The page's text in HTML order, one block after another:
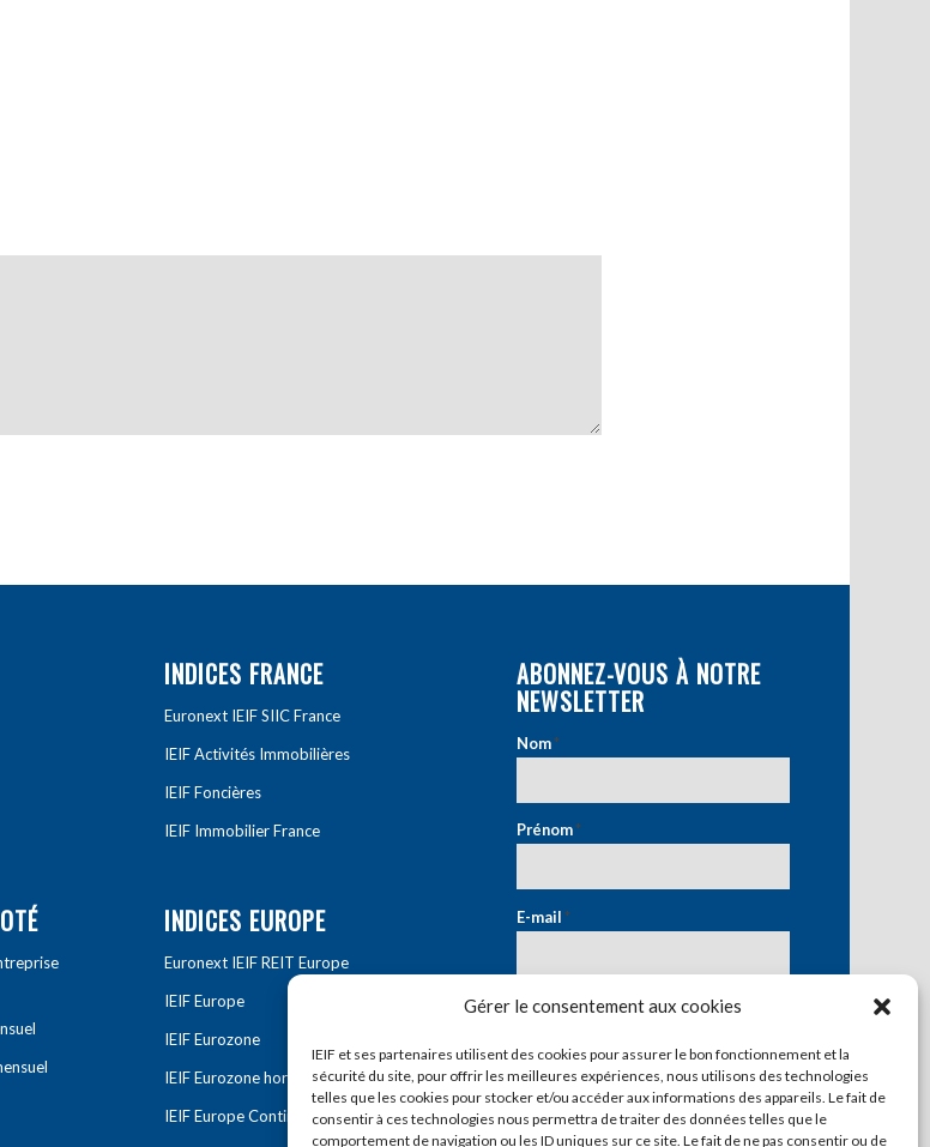
Gérer le consentement aux cookies
IEIF et ses partenaires utilisent des cookies pour assurer le bon fonctionnement et la
sécurité du site, pour offrir les meilleures expériences, nous utilisons des technologies
telles que les cookies pour stocker et/ou accéder aux informations des appareils. Le fait de
consentir à ces technologies nous permettra de traiter des données telles que le
comportement de navigation ou les ID uniques sur ce site. Le fait de ne pas consentir ou de
INDICES FRANCE
Euronext IEIF SIIC France
IEIF Activités Immobilières
IEIF Foncières
IEIF Immobilier France
INDICES EUROPE
Euronext IEIF REIT Europe
IEIF Europe
IEIF Eurozone
IEIF Eurozone hors France
IEIF Europe Continentale
ABONNEZ-VOUS À NOTRE
NEWSLETTER
Nom*
Prénom*
E-mail*